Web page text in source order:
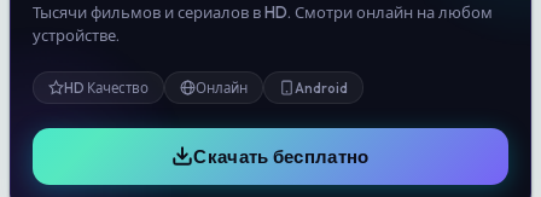
Тысячи фильмов и сериалов в HD. Смотри онлайн на любом
устройстве.
HD Качество Онлайн Android
Скачать бесплатно